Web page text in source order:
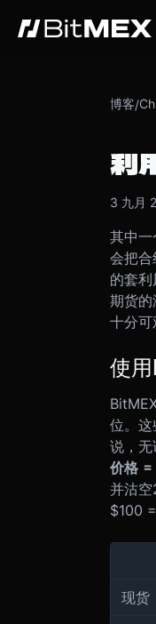
博客/
利
3 九月
其中
会把
的套
期货
十分
使
位。
说，
价格
并沽
$100
现货